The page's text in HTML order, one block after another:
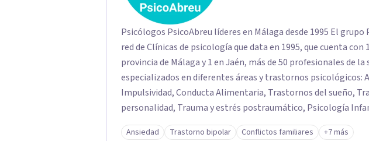
Psicólogos PsicoAbreu líderes en Málaga desde 1995 El grupo PsicoAbreu es una
red de Clínicas de psicología que data en 1995, que cuenta con
provincia de Málaga y 1 en Jaén, más de 50 profesionales de
especializados en diferentes áreas y trastornos psicológicos:
Impulsividad, Conducta Alimentaria, Trastornos del sueño,
personalidad, Trauma y estrés postraumático, Psicología
Terapias de pareja, Servicio de Psicología Jurídica, Psiquiatría,
mucho más. PsicoAbreu cuenta con un equipo de profesionales formados en una
Ansiedad Trastorno bipolar Conflictos familiares +7 más